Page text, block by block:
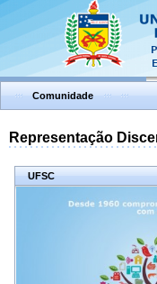
Comunidade
Representação
UFSC